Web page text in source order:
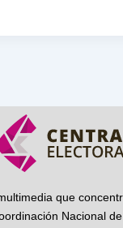
que
Nacional